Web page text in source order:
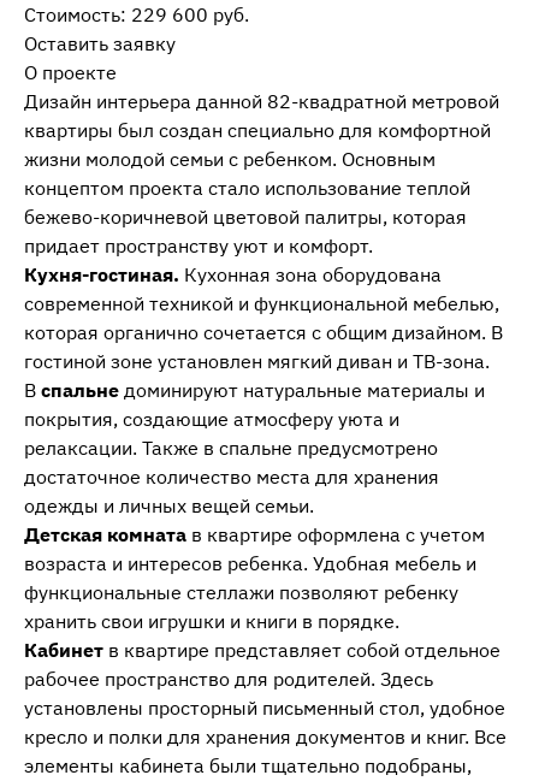
Стоимость: 229 600 руб.
Оставить заявку
О проекте
Дизайн интерьера данной 82-квадратной метровой
квартиры был создан специально для комфортной
жизни молодой семьи с ребенком. Основным
концептом проекта стало использование теплой
бежево-коричневой цветовой палитры, которая
придает пространству уют и комфорт.
Кухня-гостиная. Кухонная зона оборудована
современной техникой и функциональной мебелью,
которая органично сочетается с общим дизайном. В
гостиной зоне установлен мягкий диван и ТВ-зона.
В спальне доминируют натуральные материалы и
покрытия, создающие атмосферу уюта и
релаксации. Также в спальне предусмотрено
достаточное количество места для хранения
одежды и личных вещей семьи.
Детская комната в квартире оформлена с учетом
возраста и интересов ребенка. Удобная мебель и
функциональные стеллажи позволяют ребенку
хранить свои игрушки и книги в порядке.
Кабинет в квартире представляет собой отдельное
рабочее пространство для родителей. Здесь
установлены просторный письменный стол, удобное
кресло и полки для хранения документов и книг. Все
элементы кабинета были тщательно подобраны,